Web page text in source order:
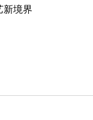
新境界